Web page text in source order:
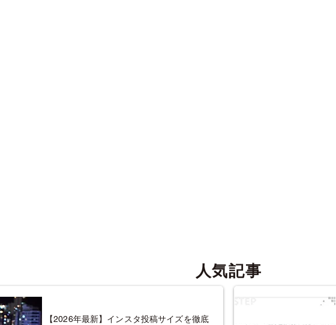
人気記事
【2026年最新】インスタ投稿サイズを徹底